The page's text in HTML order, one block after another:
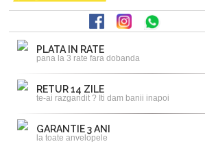
PLATA IN RATE
pana la 3 rate fara dobanda
RETUR 14 ZILE
te-ai razgandit ? Iti dam banii inapoi
GARANTIE 3 ANI
la toate anvelopele